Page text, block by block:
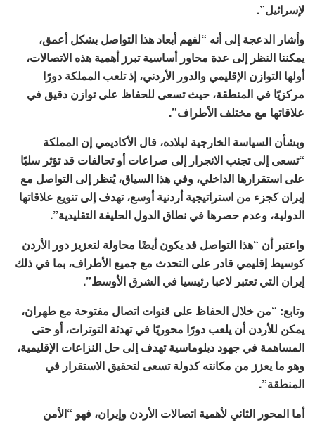
لإسرائيل”.
وأشار الدعجة إلى أنه “لفهم أبعاد هذا التواصل بشكل أعمق،
يمكننا النظر إلى عدة محاور أساسية تبرز أهمية هذه الاتصالات،
أولها التوازن الإقليمي والدور الأردني، إذ تلعب المملكة دورًا
مركزيًا في المنطقة، حيث تسعى للحفاظ على توازن دقيق في
علاقاتها مع مختلف الأطراف”.
وبشأن السياسة الخارجية لبلاده، قال الأكاديمي إن المملكة
“تسعى إلى تجنب الانجرار إلى صراعات أو تحالفات قد تؤثر سلبًا
على استقرارها الداخلي، وفي هذا السياق، يُنظر إلى التواصل مع
إيران كجزء من استراتيجية أردنية أوسع، تهدف إلى تنويع علاقاتها
الدولية، وعدم حصرها في نطاق الدول الحليفة التقليدية”.
واعتبر أن “هذا التواصل قد يكون أيضًا محاولة لتعزيز دور الأردن
كوسيط إقليمي قادر على التحدث مع جميع الأطراف، بما في ذلك
إيران التي تعتبر لاعبا رئيسيا في الشرق الأوسط”.
وتابع: “من خلال الحفاظ على قنوات اتصال مفتوحة مع طهران،
يمكن للأردن أن يلعب دورًا محوريًا في تهدئة التوترات، أو حتى
المساهمة في جهود دبلوماسية تهدف إلى حل النزاعات الإقليمية،
وهو ما يعزز من مكانته كدولة تسعى لتحقيق الاستقرار في
المنطقة”.
أما المحور الثاني لأهمية اتصالات الأردن وإيران، فهو “الأمن